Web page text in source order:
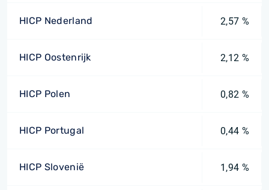
HICP Nederland 2,57 %
HICP Oostenrijk 2,12 %
HICP Polen 0,82 %
HICP Portugal 0,44 %
HICP Slovenië 1,94 %